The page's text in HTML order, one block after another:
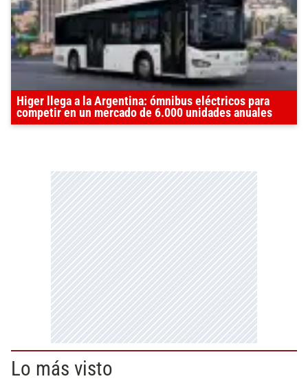
Higer llega a la Argentina: ómnibus eléctricos para
competir en un mercado de 6.000 unidades anuales
Lo más visto